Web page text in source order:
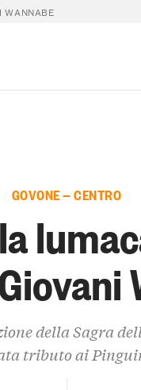
WANNABE
GOVONE — CENTRO
della Sagra
tributo ai